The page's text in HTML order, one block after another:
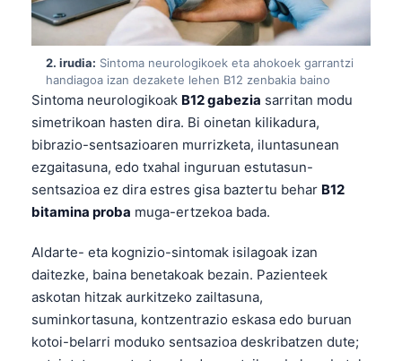
2. irudia: Sintoma neurologikoek eta ahokoek garrantzi
handiagoa izan dezakete lehen B12 zenbakia baino
Sintoma neurologikoak B12 gabezia sarritan modu
simetrikoan hasten dira. Bi oinetan kilikadura,
bibrazio-sentsazioaren murrizketa, iluntasunean
ezgaitasuna, edo txahal inguruan estutasun-
sentsazioa ez dira estres gisa baztertu behar B12
bitamina proba muga-ertzekoa bada.
Aldarte- eta kognizio-sintomak isilagoak izan
daitezke, baina benetakoak bezain. Pazienteek
askotan hitzak aurkitzeko zailtasuna,
suminkortasuna, kontzentrazio eskasa edo buruan
kotoi-belarri moduko sentsazioa deskribatzen dute;